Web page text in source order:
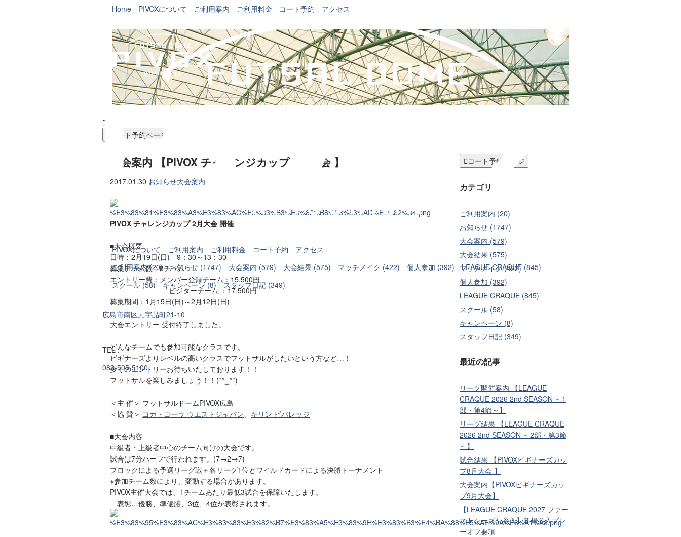

コート予約ページ
PIVOXについて ご利用案内 ご利用料金 コート予約
アクセス
ご利用案内 (20)
お知らせ (1747) 大会案内 (579) 大会結果 (575) マッチメイク (422) 個人参加 (392)
LEAGUE CRAQUE (845)
スクール (58)
キャンペーン (8) スタッフ日記 (349)
広島市南区元宇品町21-10
TEL :
082-505-5100
Home PIVOXについて ご利用案内 ご利用料金 コート予約 アクセス
大会案内 【PIVOX チャレンジカップ 2月大会 】
2017.01.30 お知らせ大会案内
PIVOX チャレンジカップ 2月大会 開催
■大会概要
日時：2月19日(日) 9：30～13：30
募集チーム数：8チーム
エントリー費：メンバー登録チーム：15,500円
ビジターチーム ：17,500円
募集期間：1月15日(日)～2月12日(日)
大会エントリー 受付終了しました。
どんなチームでも参加可能なクラスです。
ビギナーズよりレベルの高いクラスでフットサルがしたいという方など…！
多くのエントリーお待ちいたしております！！
フットサルを楽しみましょう！！(*^_^*)
＜主 催＞ フットサルドームPIVOX広島
＜協 賛＞ コカ・コーラ ウエストジャパン キリン ビバレッジ
■大会内容
中級者・上級者中心のチーム向けの大会です。
試合は7分ハーフで行われます。(7→2→7)
ブロックによる予選リーグ戦＋各リーグ1位とワイルドカードによる決勝トーナメント
※参加チーム数により、変動する場合があります。
PIVOX主催大会では、1チームあたり最低3試合を保障いたします。
表彰…優勝、準優勝、3位、4位が表彰されます。
コート予約ページ
カテゴリ
ご利用案内 (20)
お知らせ (1747)
大会案内 (579)
大会結果 (575)
マッチメイク (422)
個人参加 (392)
LEAGUE CRAQUE (845)
スクール (58)
キャンペーン (8)
スタッフ日記 (349)
最近の記事
リーグ開催案内 【LEAGUE
CRAQUE 2026 2nd SEASON ～1
部・第4節～】
リーグ結果 【LEAGUE CRAQUE
2026 2nd SEASON ～2部・第3節
～】
試合結果 【PIVOXビギナーズカッ
プ8月大会 】
大会案内【PIVOXビギナーズカッ
プ9月大会】
【LEAGUE CRAQUE 2027 ファー
ストシーズン参入】新規参入プレ
ーオフ要項